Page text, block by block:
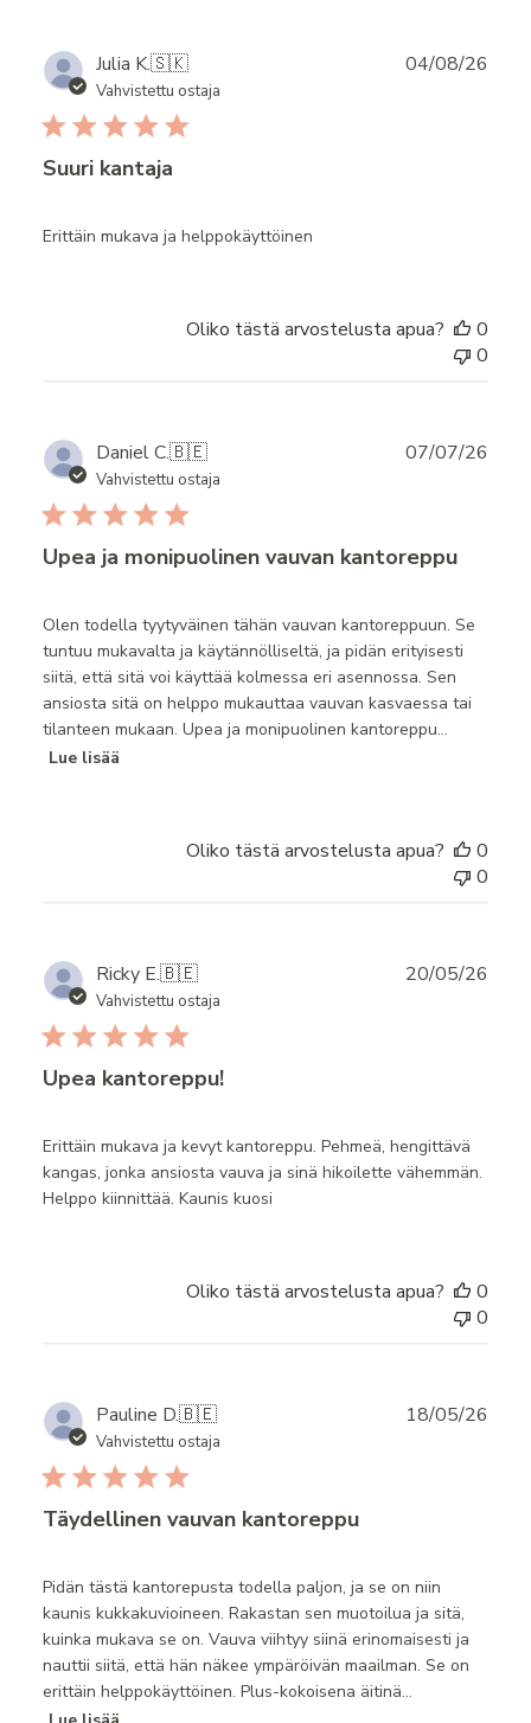
Julia K.🇸🇰
Vahvistettu ostaja
Suuri kantaja
Erittäin mukava ja helppokäyttöinen
04/08/26
Oliko tästä arvostelusta apua?
0
0
Daniel C.🇧🇪
Vahvistettu ostaja
Upea ja monipuolinen vauvan kantoreppu
Olen todella tyytyväinen tähän vauvan kantoreppuun. Se
tuntuu mukavalta ja käytännölliseltä, ja pidän erityisesti
siitä, että sitä voi käyttää kolmessa eri asennossa. Sen
ansiosta sitä on helppo mukauttaa vauvan kasvaessa tai
tilanteen mukaan. Upea ja monipuolinen kantoreppu...
Lue lisää
07/07/26
Oliko tästä arvostelusta apua?
0
0
Ricky E.🇧🇪
Vahvistettu ostaja
Upea kantoreppu!
Erittäin mukava ja kevyt kantoreppu. Pehmeä, hengittävä
kangas, jonka ansiosta vauva ja sinä hikoilette vähemmän.
Helppo kiinnittää. Kaunis kuosi
20/05/26
Oliko tästä arvostelusta apua?
0
0
Pauline D.🇧🇪
Vahvistettu ostaja
Täydellinen vauvan kantoreppu
Pidän tästä kantorepusta todella paljon, ja se on niin
kaunis kukkakuvioineen. Rakastan sen muotoilua ja sitä,
kuinka mukava se on. Vauva viihtyy siinä erinomaisesti ja
nauttii siitä, että hän näkee ympäröivän maailman. Se on
erittäin helppokäyttöinen. Plus-kokoisena äitinä...
18/05/26